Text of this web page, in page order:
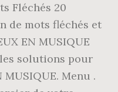
Fléchés 20
de mots fléchés et
EN MUSIQUE
solutions pour
MUSIQUE. Menu .